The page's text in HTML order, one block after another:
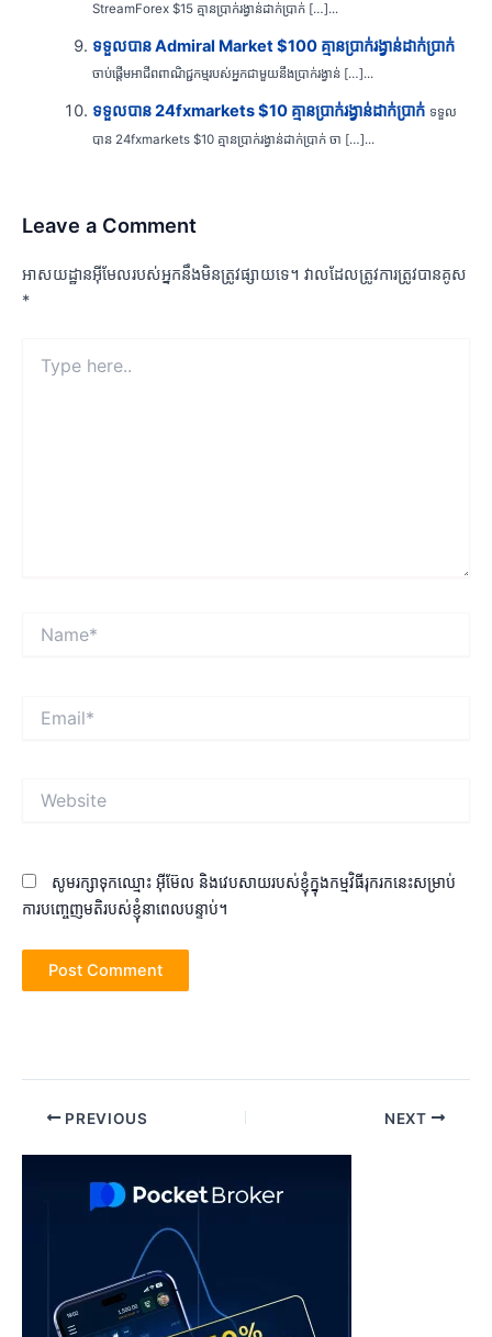
StreamForex $15 គ្មានប្រាក់រង្វាន់ដាក់ប្រាក់ […]...
ទទួលបាន Admiral Market $100 គ្មានប្រាក់រង្វាន់ដាក់ប្រាក់
ចាប់ផ្តើមអាជីពពាណិជ្ជកម្មរបស់អ្នកជាមួយនឹងប្រាក់រង្វាន់ […]...
ទទួលបាន 24fxmarkets $10 គ្មានប្រាក់រង្វាន់ដាក់ប្រាក់ ទទួល
បាន 24fxmarkets $10 គ្មានប្រាក់រង្វាន់ដាក់ប្រាក់ ចា […]...
Leave a Comment
អាសយដ្ឋាន​អ៊ីមែល​របស់​អ្នក​នឹង​មិន​ត្រូវ​ផ្សាយ​ទេ។ វាល​ដែល​ត្រូវ​ការ​ត្រូវ​បាន​គូស
*
here..
សូមរក្សាទុកឈ្មោះ អ៊ីម៊ែល និងវេបសាយរបស់ខ្ញុំក្នុងកម្មវិធីរុករកនេះសម្រាប់
ការបញ្ចេញមតិរបស់ខ្ញុំនាពេលបន្ទាប់។
Post PREVIOUS NEXT